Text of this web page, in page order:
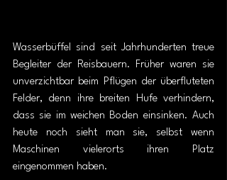
Wasserbüffel sind seit Jahrhunderten treue
Begleiter der Reisbauern. Früher waren sie
unverzichtbar beim Pflügen der überfluteten
Felder, denn ihre breiten Hufe verhindern,
dass sie im weichen Boden einsinken. Auch
heute noch sieht man sie, selbst wenn
Maschinen vielerorts ihren Platz
eingenommen haben.